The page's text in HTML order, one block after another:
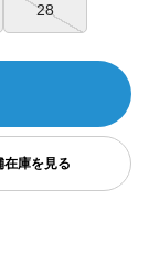
28